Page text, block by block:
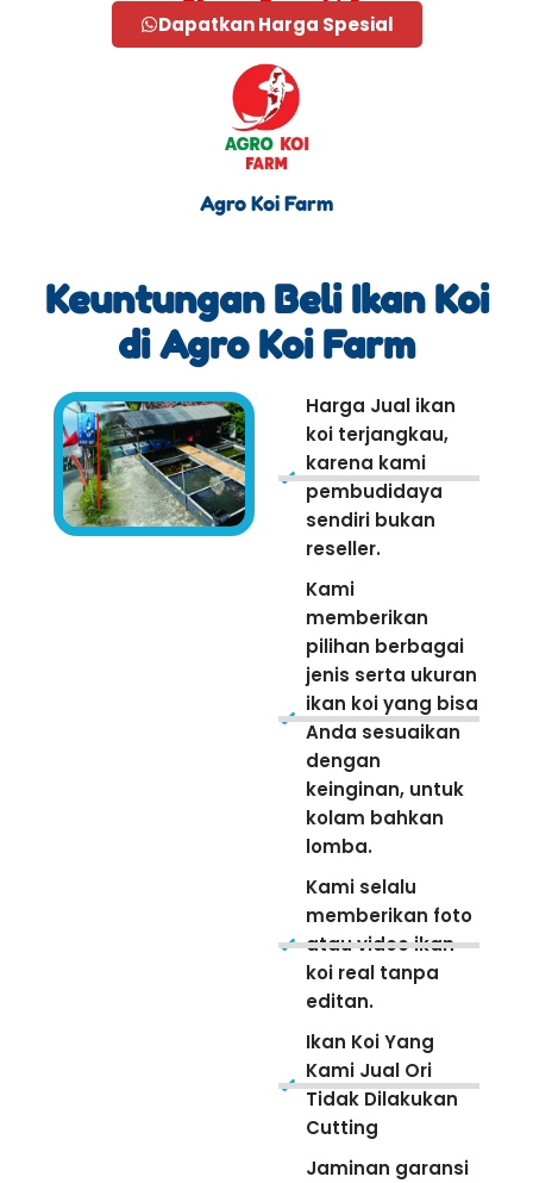
Dapatkan Harga Spesial
Agro Koi Farm
Keuntungan Beli Ikan Koi
di Agro Koi Farm
Harga Jual ikan
koi terjangkau,
karena kami
pembudidaya
sendiri bukan
reseller.
Kami
memberikan
pilihan berbagai
jenis serta ukuran
ikan koi yang bisa
Anda sesuaikan
dengan
keinginan, untuk
kolam bahkan
lomba.
Kami selalu
memberikan foto
atau video ikan
koi real tanpa
editan.
Ikan Koi Yang
Kami Jual Ori
Tidak Dilakukan
Cutting
Jaminan garansi